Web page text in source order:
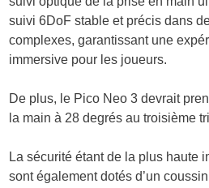
suivi 6DoF stable et précis dans
complexes, garantissant une
immersive pour les joueurs.
De plus, le Pico Neo 3 devrait
la main à 28 degrés au troisième
La sécurité étant de la plus haute
sont également dotés d’un